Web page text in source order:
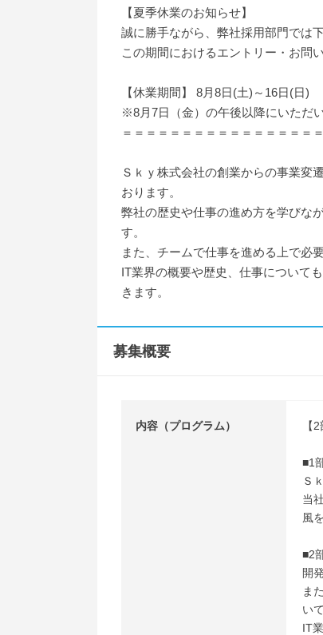
【夏季休業のお知らせ】
誠に勝手ながら、弊社採用部門では
この期間におけるエントリー・お問
【休業期間】 8月8日(土)～16日(日)
※8月7日（金）の午後以降にいただ
＝＝＝＝＝＝＝＝＝＝＝＝＝＝＝＝
Ｓｋｙ株式会社の創業からの事業変
おります。
弊社の歴史や仕事の進め方を学びな
す。
また、チームで仕事を進める上で必
IT業界の概要や歴史、仕事について
きます。
募集概要
内容（プログラム） 【
■1
Ｓ
当
風
■2
開
ま
い
IT